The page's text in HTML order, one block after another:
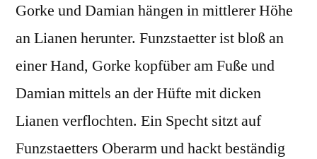
Gorke und Damian hängen in mittlerer Höhe
an Lianen herunter. Funzstaetter ist bloß an
einer Hand, Gorke kopfüber am Fuße und
Damian mittels an der Hüfte mit dicken
Lianen verflochten. Ein Specht sitzt auf
Funzstaetters Oberarm und hackt beständig